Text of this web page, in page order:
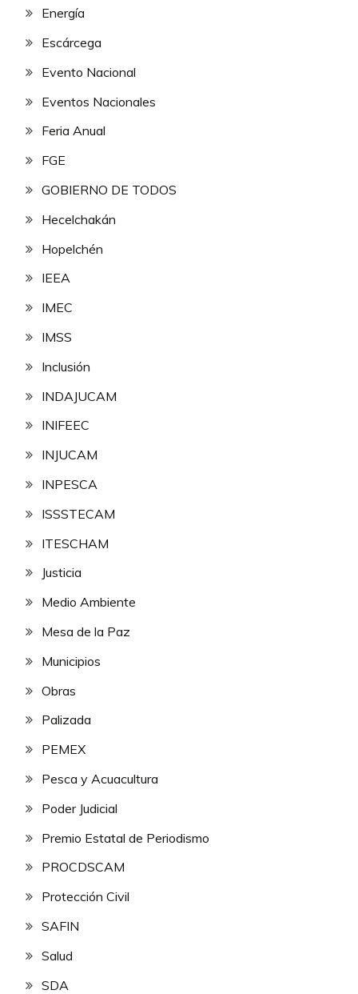
Energía
Escárcega
Evento Nacional
Eventos Nacionales
Feria Anual
FGE
GOBIERNO DE TODOS
Hecelchakán
Hopelchén
IEEA
IMEC
IMSS
Inclusión
INDAJUCAM
INIFEEC
INJUCAM
INPESCA
ISSSTECAM
ITESCHAM
Justicia
Medio Ambiente
Mesa de la Paz
Municipios
Obras
Palizada
PEMEX
Pesca y Acuacultura
Poder Judicial
Premio Estatal de Periodismo
PROCDSCAM
Protección Civil
SAFIN
Salud
SDA